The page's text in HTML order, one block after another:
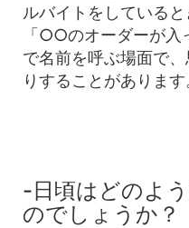
ルバイトをしている
「○○のオーダーが入
で名前を呼ぶ場面で
りすることがあります
-日頃はどのよ
のでしょうか？